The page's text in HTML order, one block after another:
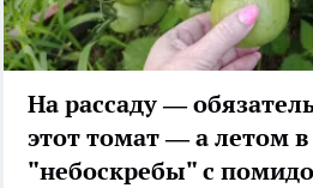
На рассаду —
этот томат — а летом
"небоскребы" с